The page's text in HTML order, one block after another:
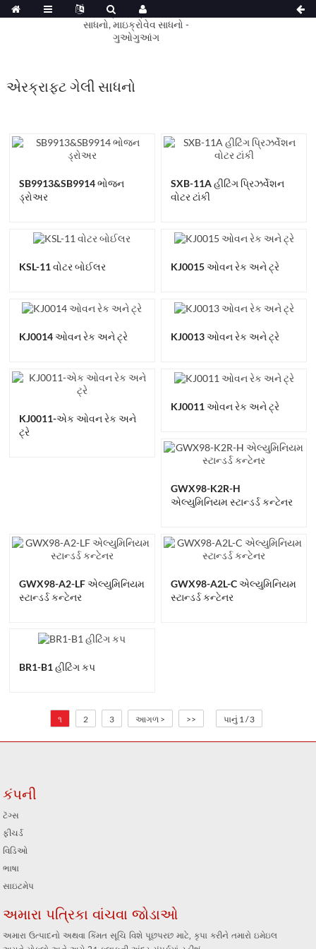
એરક્રાફ્ટ ગેલી સાધનો
SB9913&SB9914 ભોજન
ડ્રોઅર
SXB-11A હીટિંગ પ્રિઝર્વેશન
વોટર ટાંકી
KSL-11 વોટર બોઈલર KJ0015 ઓવન રેક અને ટ્રે
KJ0014 ઓવન રેક અને ટ્રે KJ0013 ઓવન રેક અને ટ્રે
KJ0011-એક ઓવન રેક અને
ટ્રે
KJ0011 ઓવન રેક અને ટ્રે
GWX98-K2R-H
એલ્યુમિનિયમ સ્ટાન્ડર્ડ કન્ટેનર
GWX98-A2-LF એલ્યુમિનિયમ
સ્ટાન્ડર્ડ કન્ટેનર
GWX98-A2L-C એલ્યુમિનિયમ
સ્ટાન્ડર્ડ કન્ટેનર
BR1-B1 હીટિંગ કપ
૧ 2 3 આગળ > >> પાનું 1 / 3
કંપની
ટૅગ્સ
ફીચર્ડ
વિડિઓ
ભાષા
સાઇટમેપ
અમારા પત્રિકા વાંચવા જોડાઓ
અમારા ઉત્પાદનો અથવા કિંમત સૂચિ વિશે પૂછપરછ માટે, કૃપા કરીને તમારો ઇમેઇલ